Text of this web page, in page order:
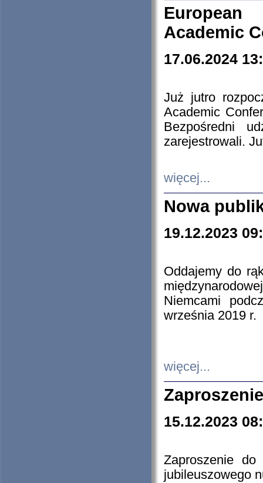
European
Academic
17.06.2024
Już jutro
Academic
Bezpośredni
zarejestrowali.
więcej...
Nowa
19.12.2023
Oddajemy do
Niemcami
września 2019 r.
więcej...
15.12.2023
Zaproszenie do
jubileuszowego